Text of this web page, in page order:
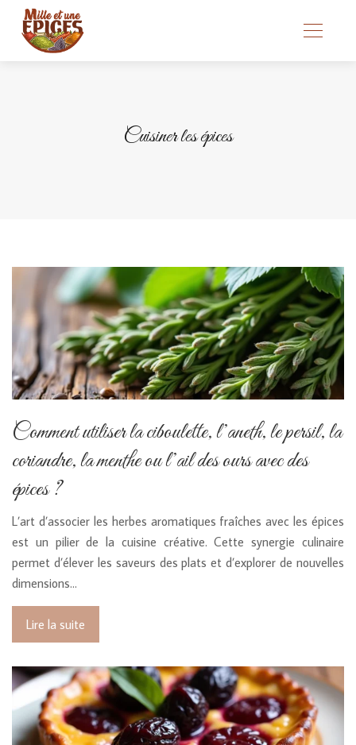
Cuisiner les épices
Comment utiliser la ciboulette, l’aneth, le persil, la
coriandre, la menthe ou l’ail des ours avec des
épices ?
L’art d’associer les herbes aromatiques fraîches avec les épices
est un pilier de la cuisine créative. Cette synergie culinaire
permet d’élever les saveurs des plats et d’explorer de nouvelles
dimensions…
Lire la suite